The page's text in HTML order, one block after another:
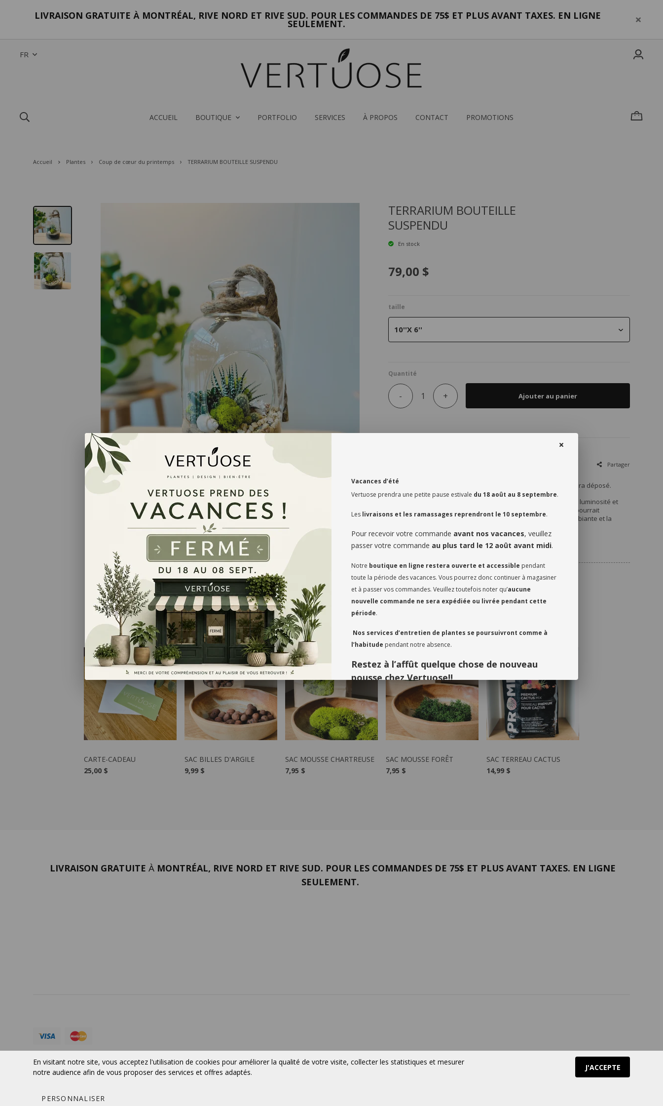
LIVRAISON GRATUITE À MONTRÉAL, RIVE NORD ET RIVE SUD. POUR LES COMMANDES DE 75$ ET PLUS AVANT TAXES. EN LIGNE
SEULEMENT.
FR
ACCUEIL BOUTIQUE PORTFOLIO SERVICES À PROPOS CONTACT PROMOTIONS
Accueil Plantes Coup de cœur du printemps TERRARIUM BOUTEILLE SUSPENDU
TERRARIUM BOUTEILLE
SUSPENDU
En stock
79,00 $
taille
10''X 6''
Quantité
- + Ajouter au panier
Partager
Ce terrarium saura inévitablement égayer toute surface où il sera déposé.
Tout ce dont il a besoin pour être heureux est d'une très bonne luminosité et
d'être arrosé quand son terreau est complètement sec, ce qui pourrait
correspondre aux 2 ou 3 semaines, selon le taux d'humidité ambiante et la
* les plantes peuvent varier
PRODUITS RECOMMANDÉS
VOIR LE PRODUIT
CARTE-CADEAU
25,00 $
VOIR LE PRODUIT
SAC BILLES D'ARGILE
9,99 $
VOIR LE PRODUIT
SAC MOUSSE CHARTREUSE
7,95 $
VOIR LE PRODUIT
SAC MOUSSE FORÊT
7,95 $
VOIR LE PRODUIT
SAC TERREAU CACTUS
14,99 $
LIVRAISON GRATUITE À MONTRÉAL, RIVE NORD ET RIVE SUD. POUR LES COMMANDES DE 75$ ET PLUS AVANT TAXES. EN LIGNE
SEULEMENT.
© 2026 VERTUOSE Tous droits réservés. par Panierdachat™
Vacances d’été
Vertuose prendra une petite pause estivale du 18 août au 8 septembre.
Les livraisons et les ramassages reprendront le 10 septembre.
Pour recevoir votre commande avant nos vacances, veuillez
passer votre commande au plus tard le 12 août avant midi.
Notre boutique en ligne restera ouverte et accessible pendant
toute la période des vacances. Vous pourrez donc continuer à magasiner
et à passer vos commandes. Veuillez toutefois noter qu’aucune
nouvelle commande ne sera expédiée ou livrée pendant cette
période.
Nos services d’entretien de plantes se poursuivront comme à
l’habitude pendant notre absence.
Restez à l’affût quelque chose de nouveau
pousse chez Vertuose!!
Merci pour votre compréhension et votre soutien continu. Nous avons
très hâte de vous retrouver en septembre!
En visitant notre site, vous acceptez l'utilisation de cookies pour améliorer la qualité de votre visite, collecter les statistiques et mesurer
notre audience afin de vous proposer des services et offres adaptés.
J'ACCEPTE
PERSONNALISER